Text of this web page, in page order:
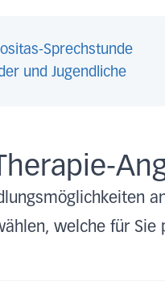
Sprechstunde
und Jugendliche
welche für Sie